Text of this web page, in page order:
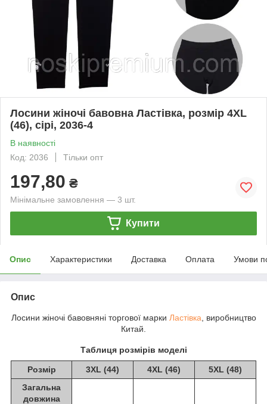
Лосини жіночі бавовна Ластівка, розмір 4XL
(46), сірі, 2036-4
В наявності
Код: 2036
Тільки опт
197,80 ₴
Мінімальне замовлення — 3 шт.
Купити
Опис Характеристики Доставка Оплата Умови
Опис
Лосини жіночі бавовняні торгової марки Ластівка , виробництво
Китай.
Таблиця розмірів моделі
Розмір 3XL (44) 4XL (46)
5XL (48)
Загальна
довжина